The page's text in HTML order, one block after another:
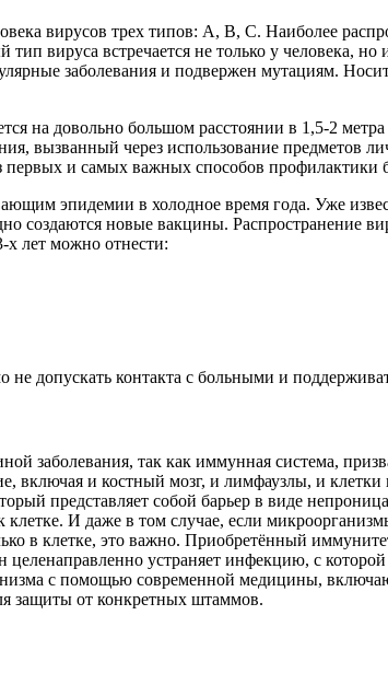
вирусов трех типов: А, В, С. Наиболее
вируса встречается не только у
заболевания и подвержен мутациям.
на довольно большом расстоянии в 1,5-2
вызванный через использование
и самых важных способов профилактики
эпидемии в холодное время года. Уже
создаются новые вакцины. Распространение
лет можно отнести:
не допускать контакта с больными и
заболевания, так как иммунная система,
включая и костный мозг, и лимфаузлы, и
представляет собой барьер в виде
И даже в том случае, если
в клетке, это важно. Приобретённый
устраняет инфекцию, с
с помощью современной медицины,
защиты от конкретных штаммов.